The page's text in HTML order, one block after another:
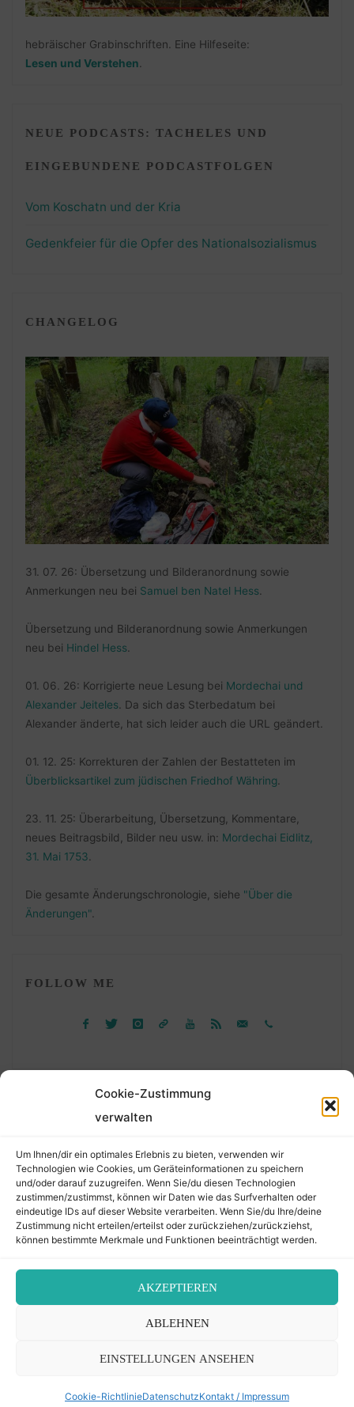
Cookie-Zustimmung
verwalten
Um Ihnen/dir ein optimales Erlebnis zu bieten, verwenden wir
Technologien wie Cookies, um Geräteinformationen zu speichern
und/oder darauf zuzugreifen. Wenn Sie/du diesen Technologien
zustimmen/zustimmst, können wir Daten wie das Surfverhalten oder
eindeutige IDs auf dieser Website verarbeiten. Wenn Sie/du Ihre/deine
Zustimmung nicht erteilen/erteilst oder zurückziehen/zurückziehst,
können bestimmte Merkmale und Funktionen beeinträchtigt werden.
AKZEPTIEREN
ABLEHNEN
EINSTELLUNGEN ANSEHEN
Cookie-RichtlinieDatenschutzKontakt / Impressum
hebräischer Grabinschriften. Eine Hilfeseite:
Lesen und Verstehen
NEUE PODCASTS: TACHELES UND
EINGEBUNDENE PODCASTFOLGEN
Vom Koschatn und der Kria
Gedenkfeier für die Opfer des Nationalsozialismus
CHANGELOG
31. 07. 26: Übersetzung und Bilderanordnung sowie
Anmerkungen neu bei Samuel ben Natel Hess
Übersetzung und Bilderanordnung sowie Anmerkungen
neu bei Hindel Hess
01. 06. 26: Korrigierte neue Lesung bei Mordechai und
Alexander Jeiteles . Da sich das Sterbedatum bei
Alexander änderte, hat sich leider auch die URL geändert.
01. 12. 25: Korrekturen der Zahlen der Bestatteten im
Überblicksartikel zum jüdischen Friedhof Währing
23. 11. 25: Überarbeitung, Übersetzung, Kommentare,
neues Beitragsbild, Bilder neu usw. in: Mordechai Eidlitz,
31. Mai 1753
Die gesamte Änderungschronologie, siehe "Über die
Änderungen".
FOLLOW ME
nach:
©2026 Der Transkribierer
Kontakt / Impressum
Cookie-Richtlinie (EU)
Back
to